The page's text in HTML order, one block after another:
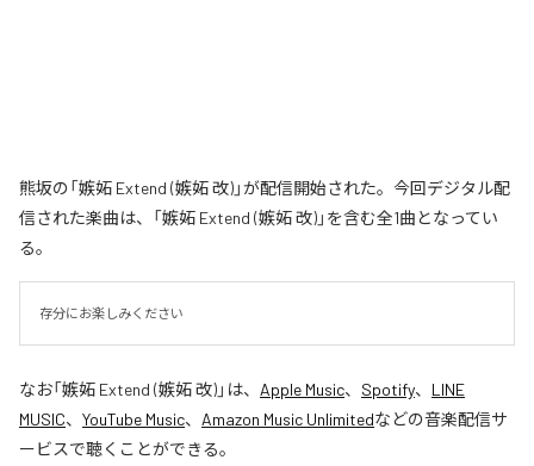
熊坂の「嫉妬 Extend (嫉妬 改)」が配信開始された。今回デジタル配
信された楽曲は、「嫉妬 Extend (嫉妬 改)」を含む全1曲となってい
る。
存分にお楽しみください
なお「嫉妬 Extend (嫉妬 改)」は、 Apple Music、 Spotify、 LINE
MUSIC、 YouTube Music、 Amazon Music Unlimitedなどの音楽配信サ
ービスで聴くことができる。